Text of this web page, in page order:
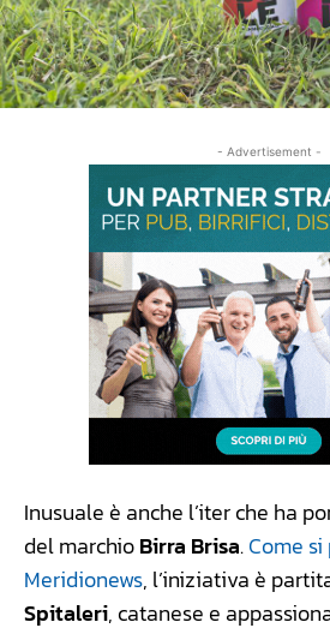
- Advertisement -
Inusuale è anche l’iter che ha
del marchioBirra Brisa.Come
Meridionews, l’iniziativa è
Spitaleri, catanese e